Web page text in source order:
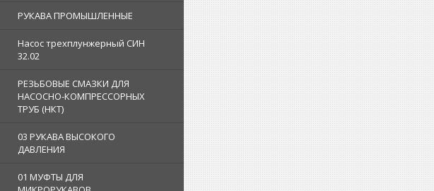
РУКАВА ПРОМЫШЛЕННЫЕ
Насос трехплунжерный СИН
32.02
РЕЗЬБОВЫЕ СМАЗКИ ДЛЯ
НАСОСНО-КОМПРЕССОРНЫХ
ТРУБ (НКТ)
03 РУКАВА ВЫСОКОГО
ДАВЛЕНИЯ
01 МУФТЫ ДЛЯ